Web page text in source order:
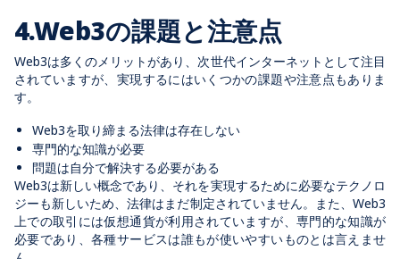
4.Web3の課題と注意点
Web3は多くのメリットがあり、次世代インターネットとして注目
されていますが、実現するにはいくつかの課題や注意点もありま
す。
Web3を取り締まる法律は存在しない
専門的な知識が必要
問題は自分で解決する必要がある
Web3は新しい概念であり、それを実現するために必要なテクノロ
ジーも新しいため、法律はまだ制定されていません。また、Web3
上での取引には仮想通貨が利用されていますが、専門的な知識が
必要であり、各種サービスは誰もが使いやすいものとは言えませ